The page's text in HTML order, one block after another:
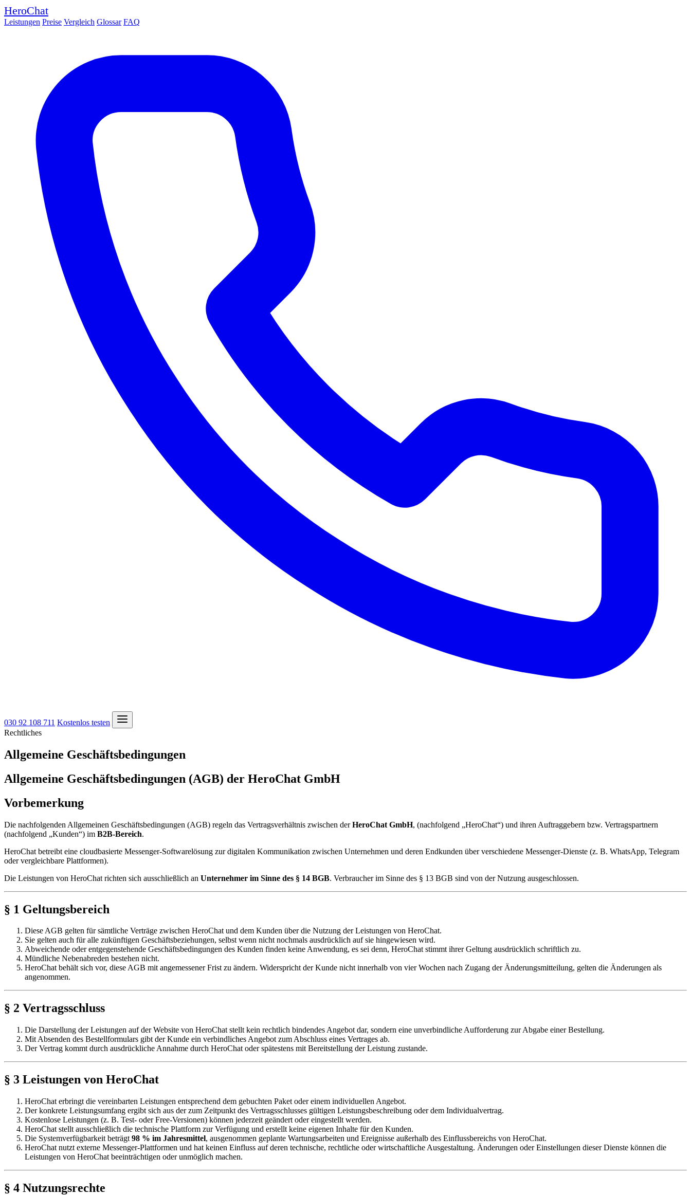
HeroChat
Leistungen Preise Vergleich Glossar FAQ
030 92 108 711 Kostenlos testen
Rechtliches
Allgemeine Geschäftsbedingungen
Allgemeine Geschäftsbedingungen (AGB) der HeroChat GmbH
Vorbemerkung
Die nachfolgenden Allgemeinen Geschäftsbedingungen (AGB) regeln das Vertragsverhältnis zwischen derHeroChat GmbH, (nachfolgend „HeroChat“) und ihren Auftraggebern bzw. Vertragspartnern
(nachfolgend „Kunden“) im B2B-Bereich.
HeroChat betreibt eine cloudbasierte Messenger-Softwarelösung zur digitalen Kommunikation zwischen Unternehmen und deren Endkunden über verschiedene Messenger-Dienste (z. B. WhatsApp, Telegram
oder vergleichbare Plattformen).
Die Leistungen von HeroChat richten sich ausschließlich an Unternehmer im Sinne des § 14 BGB. Verbraucher im Sinne des § 13 BGB sind von der Nutzung ausgeschlossen.
§ 1 Geltungsbereich
Diese AGB gelten für sämtliche Verträge zwischen HeroChat und dem Kunden über die Nutzung der Leistungen von HeroChat.
Sie gelten auch für alle zukünftigen Geschäftsbeziehungen, selbst wenn nicht nochmals ausdrücklich auf sie hingewiesen wird.
Abweichende oder entgegenstehende Geschäftsbedingungen des Kunden finden keine Anwendung, es sei denn, HeroChat stimmt ihrer Geltung ausdrücklich schriftlich zu.
Mündliche Nebenabreden bestehen nicht.
HeroChat behält sich vor, diese AGB mit angemessener Frist zu ändern. Widerspricht der Kunde nicht innerhalb von vier Wochen nach Zugang der Änderungsmitteilung, gelten die Änderungen als
angenommen.
§ 2 Vertragsschluss
Die Darstellung der Leistungen auf der Website von HeroChat stellt kein rechtlich bindendes Angebot dar, sondern eine unverbindliche Aufforderung zur Abgabe einer Bestellung.
Mit Absenden des Bestellformulars gibt der Kunde ein verbindliches Angebot zum Abschluss eines Vertrages ab.
Der Vertrag kommt durch ausdrückliche Annahme durch HeroChat oder spätestens mit Bereitstellung der Leistung zustande.
§ 3 Leistungen von HeroChat
HeroChat erbringt die vereinbarten Leistungen entsprechend dem gebuchten Paket oder einem individuellen Angebot.
Der konkrete Leistungsumfang ergibt sich aus der zum Zeitpunkt des Vertragsschlusses gültigen Leistungsbeschreibung oder dem Individualvertrag.
Kostenlose Leistungen (z. B. Test- oder Free-Versionen) können jederzeit geändert oder eingestellt werden.
HeroChat stellt ausschließlich die technische Plattform zur Verfügung und erstellt keine eigenen Inhalte für den Kunden.
Die Systemverfügbarkeit beträgt 98 % im Jahresmittel, ausgenommen geplante Wartungsarbeiten und Ereignisse außerhalb des Einflussbereichs von HeroChat.
HeroChat nutzt externe Messenger-Plattformen und hat keinen Einfluss auf deren technische, rechtliche oder wirtschaftliche Ausgestaltung. Änderungen oder Einstellungen dieser Dienste können die
Leistungen von HeroChat beeinträchtigen oder unmöglich machen.
§ 4 Nutzungsrechte